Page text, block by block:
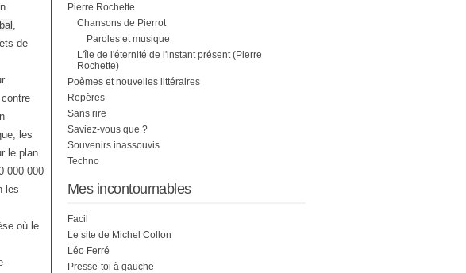
,
de
les
le plan
000 000
les
où le
Pierre Rochette
Chansons de Pierrot
Paroles et musique
L'île de l'éternité de l'instant présent (Pierre
Rochette)
Poèmes et nouvelles littéraires
Repères
Sans rire
Saviez-vous que ?
Souvenirs inassouvis
Techno
Mes incontournables
Facil
Le site de Michel Collon
Léo Ferré
Presse-toi à gauche